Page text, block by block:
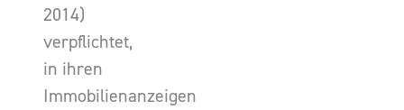
2014)
verpflichtet,
in ihren
Immobilienanzeigen